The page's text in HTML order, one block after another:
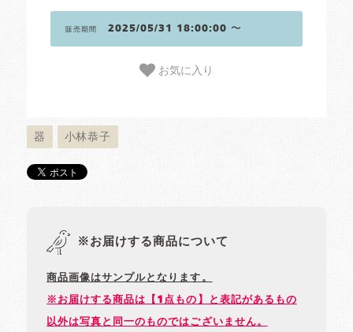
販売期間 2025/05/31 18:00:00 〜
お気に入り
器 小林恭子
※お届けする商品について
商品画像はサンプルとなります。
※お届けする商品は【1点もの】と表記があるもの
以外は写真と同一のものではございません。